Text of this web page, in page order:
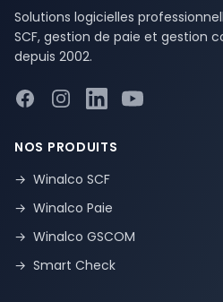
Solutions logicielles
SCF, gestion de paie et gestion
depuis 2002.
FacebookInstagramLinkedInYouTube
NOS PRODUITS
→ Winalco SCF
→ Winalco Paie
→ Winalco GSCOM
→ Smart Check